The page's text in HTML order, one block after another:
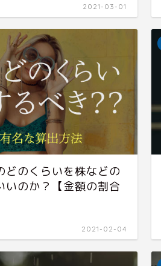
2021-03-01
どのくらいを株などの
いのか？【金額の割合
2021-02-04